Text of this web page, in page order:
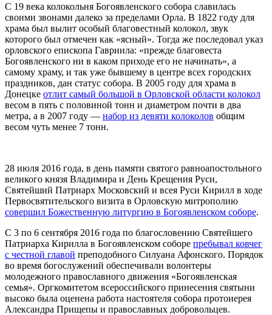
С 19 века колокольня Богоявленского собора славилась
своими звонами далеко за пределами Орла. В 1822 году для
храма был вылит особый благовестный колокол, звук
которого был отмечен как «ясный». Тогда же последовал указ
орловского епископа Гавриила: «прежде благовеста
Богоявленского ни в каком приходе его не начинать», а
самому храму, и так уже бывшему в центре всех городских
праздников, дан статус собора. В 2005 году для храма в
Донецке отлит самый большой в Орловской области колокол
весом в пять с половиной тонн и диаметром почти в два
метра, а в 2007 году — набор из девяти колоколов общим
весом чуть менее 7 тонн.
28 июля 2016 года, в день памяти святого равноапостольного
великого князя Владимира и День Крещения Руси,
Святейший Патриарх Московский и всея Руси Кирилл в ходе
Первосвятительского визита в Орловскую митрополию
совершил Божественную литургию в Богоявленском соборе.
С 3 по 6 сентября 2016 года по благословению Святейшего
Патриарха Кирилла в Богоявленском соборе пребывал ковчег
с честной главой преподобного Силуана Афонского. Порядок
во время богослужений обеспечивали волонтеры
молодежного православного движения «Богоявленская
семья». Оргкомитетом всероссийского принесения святыни
высоко была оценена работа настоятеля собора протоиерея
Александра Прищепы и православных добровольцев.